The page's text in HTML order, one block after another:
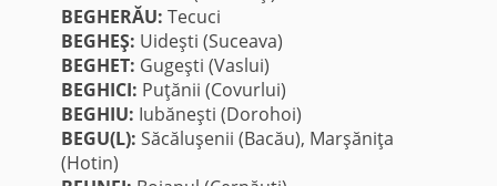
BEGHERĂU: Tecuci
BEGHEŞ: Uideşti (Suceava)
BEGHET: Gugeşti (Vaslui)
BEGHICI: Puţănii (Covurlui)
BEGHIU: Iubăneşti (Dorohoi)
BEGU(L): Săcăluşenii (Bacău), Marşăniţa
(Hotin)